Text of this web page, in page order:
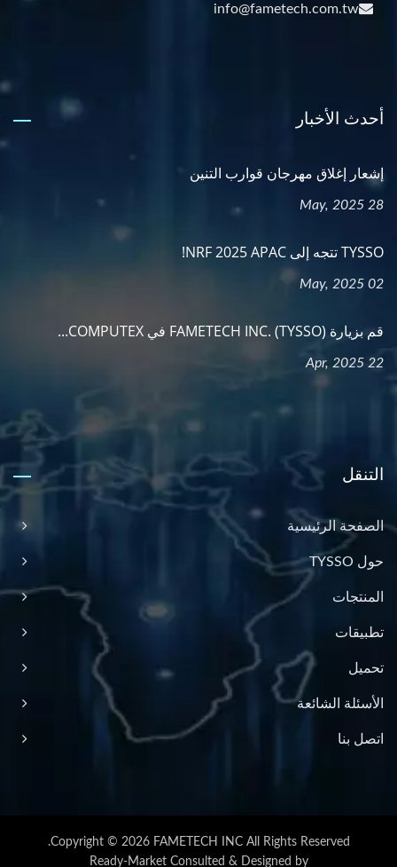
info@fametech.com.tw
أحدث الأخبار
إشعار إغلاق مهرجان قوارب التنين
28 May, 2025
TYSSO تتجه إلى NRF 2025 APAC!
02 May, 2025
قم بزيارة FAMETECH INC. (TYSSO) في COMPUTEX...
22 Apr, 2025
التنقل
الصفحة الرئيسية
حول TYSSO
المنتجات
تطبيقات
تحميل
الأسئلة الشائعة
اتصل بنا
Copyright © 2026 FAMETECH INCAll Rights Reserved.
Consulted & Designed by
Ready-Market